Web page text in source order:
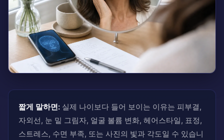
짧게 말하면: 실제 나이보다 들어 보이는 이유는 피부결,
자외선, 눈 밑 그림자, 얼굴 볼륨 변화, 헤어스타일, 표정,
스트레스, 수면 부족, 또는 사진의 빛과 각도일 수 있습니